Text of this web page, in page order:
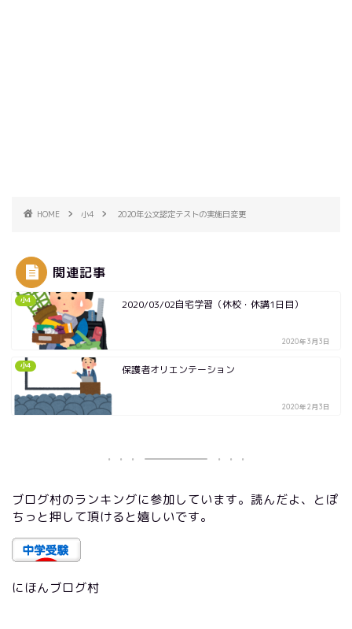
HOME 小4 2020年公文認定テストの実施日変更
関連記事
小4 2020/03/02自宅学習（休校・休講1日目）
2020年3月3日
小4 保護者オリエンテーション
2020年2月3日
ブログ村のランキングに参加しています。読んだよ、とぽ
ちっと押して頂けると嬉しいです。
にほんブログ村